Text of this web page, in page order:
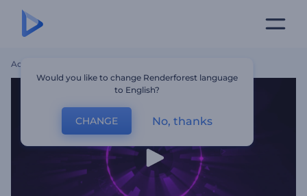
Accueil
Would you like to change Renderforest language
to English?
CHANGE No, thanks